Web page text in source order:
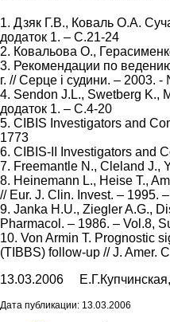
1. Дзяк Г.В., Коваль О.А.
додаток 1. – С.21-24
2. Ковальова О.,
3. Рекомендации по
г. // Серце і судини. – 2003.
4. Sendon J.L., Swetberg K.,
додаток 1. – С.4-20
5. CIBIS Investigators and
1773
6. CIBIS-II Investigators and
7. Freemantle N., Cleland J.,
8. Heinemann L., Heise T.,
// Eur. J. Clin. Invest. – 1995.
9. Janka H.U., Ziegler A.G.,
Pharmacol. – 1986. – Vol.8,
10. Von Armin T. Prognostic
(TIBBS) follow-up // J. Amer.
13.03.2006
Дата публикации: 13.03.2006